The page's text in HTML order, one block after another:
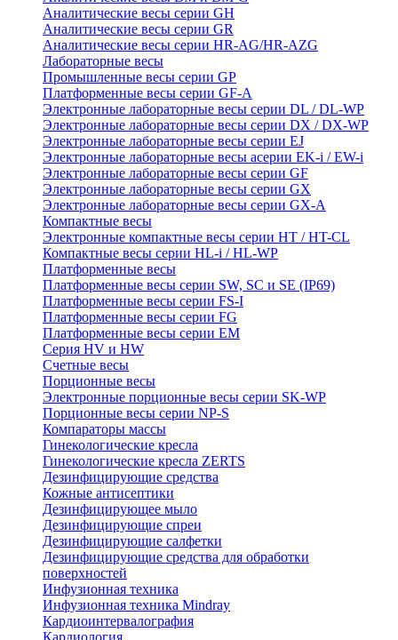
Аналитические весы серии GH
Аналитические весы серии GR
Аналитические весы серии HR-AG/HR-AZG
Лабораторные весы
Промышленные весы серии GP
Платформенные весы серии GF-A
Электронные лабораторные весы серии DL / DL-WP
Электронные лабораторные весы серии DX / DX-WP
Электронные лабораторные весы серии EJ
Электронные лабораторные весы aсерии EK-i / EW-i
Электронные лабораторные весы серии GF
Электронные лабораторные весы серии GX
Электронные лабораторные весы серии GX-A
Компактные весы
Электронные компактные весы серии HT / HT-CL
Компактные весы серии HL-i / HL-WP
Платформенные весы
Платформенные весы серии SW, SC и SE (IP69)
Платформенные весы серии FS-I
Платформенные весы серии FG
Платформенные весы серии EM
Серия HV и HW
Счетные весы
Порционные весы
Электронные порционные весы серии SK-WP
Порционные весы серии NP-S
Компараторы массы
Гинекологические кресла
Гинекологические кресла ZERTS
Дезинфицирующие средства
Кожные антисептики
Дезинфицирующее мыло
Дезинфицирующие спреи
Дезинфицирующие салфетки
Дезинфицирующие средства для обработки
поверхностей
Инфузионная техника
Инфузионная техника Mindray
Кардиоинтервалография
Кардиология